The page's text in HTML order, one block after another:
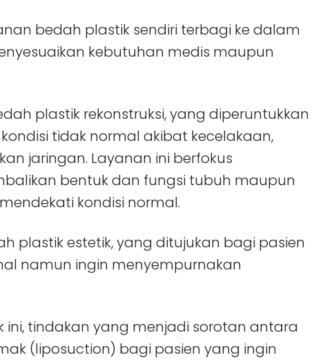
bedah plastik sendiri terbagi ke dalam
kebutuhan medis maupun
plastik rekonstruksi, yang diperuntukkan
tidak normal akibat kecelakaan,
jaringan. Layanan ini berfokus
bentuk dan fungsi tubuh maupun
kondisi normal.
plastik estetik, yang ditujukan bagi pasien
namun ingin menyempurnakan
ini, tindakan yang menjadi sorotan antara
(liposuction) bagi pasien yang ingin